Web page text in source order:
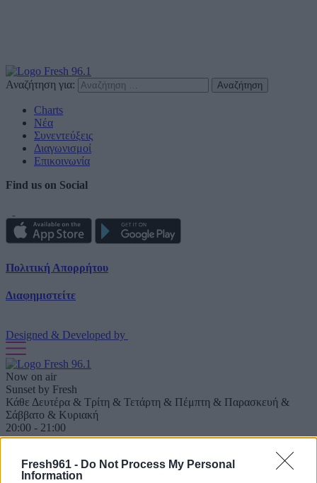
Fresh961 - Do Not Process My Personal
Information
Αναζήτηση για:
Charts
Νέα
Συνεντεύξεις
Διαγωνισμοί
Επικοινωνία
Find us on Social
Πολιτική Απορρήτου
Διαφημιστείτε
Designed & Developed by
Now on air
Sunset by Fresh
Κάθε Δευτέρα & Τρίτη & Τετάρτη & Πέμπτη & Παρασκευή &
Σάββατο & Κυριακή
20:00 - 21:00
LISTEN TO THE BEST MUSIC
10 τρόποι για να δώσεις σωστά χώρο στο σύντροφο
σου